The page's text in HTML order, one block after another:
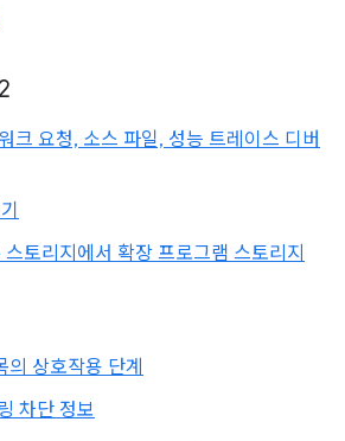
크 요청, 소스 파일, 성능 트레이스 디버
토리지에서 확장 프로그램 스토리지
상호작용 단계
차단 정보